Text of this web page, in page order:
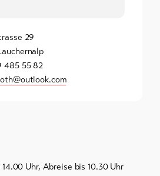
29
485 55 82
Uhr, Abreise bis 10.30 Uhr